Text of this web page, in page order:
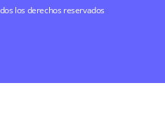
los derechos reservados